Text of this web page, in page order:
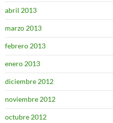
abril 2013
marzo 2013
febrero 2013
enero 2013
diciembre 2012
noviembre 2012
octubre 2012